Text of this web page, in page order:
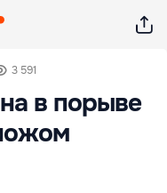
3 591
в порыве